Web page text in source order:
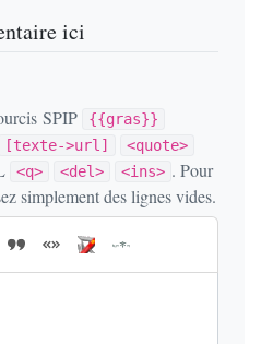
ici
SPIP
{{gras}}
[texte->url]
<quote>
<q> <del> <ins> . Pour
simplement des lignes vides.